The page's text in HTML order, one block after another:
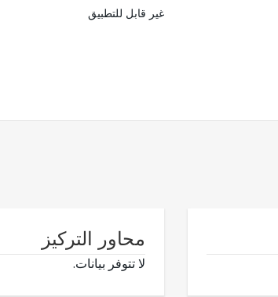
غير قابل للتطبيق
محاور التركيز
لا تتوفر بيانات.